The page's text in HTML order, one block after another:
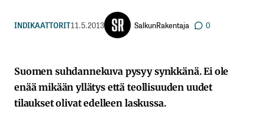
INDIKAATTORIT11.5.2013 SalkunRakentaja 0
Suomen suhdannekuva pysyy synkkänä. Ei ole
enää mikään yllätys että teollisuuden uudet
tilaukset olivat edelleen laskussa.